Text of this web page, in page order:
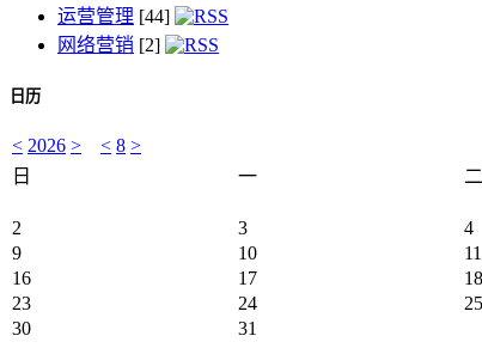
运营管理 [44]
网络营销 [2]
日历
< 2026 > < 8 >
日
一 二
2 3 4
9
10 11
16
17 18
23
24 25
30
31